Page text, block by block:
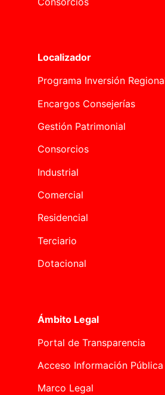
Localizador
Programa Inversión
Encargos Consejerías
Gestión Patrimonial
Consorcios
Industrial
Comercial
Residencial
Terciario
Dotacional
Ámbito Legal
Portal de Transparencia
Acceso Información Pública
Marco Legal